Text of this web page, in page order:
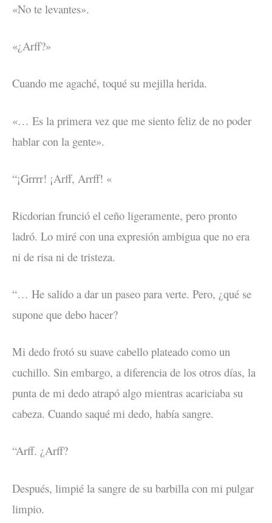
«No te levantes».
«¿Arff?»
Cuando me agaché, toqué su mejilla herida.
«… Es la primera vez que me siento feliz de no poder
hablar con la gente».
“¡Grrrr! ¡Arff, Arrff! «
Ricdorian frunció el ceño ligeramente, pero pronto
ladró. Lo miré con una expresión ambigua que no era
ni de risa ni de tristeza.
“… He salido a dar un paseo para verte. Pero, ¿qué se
supone que debo hacer?
Mi dedo frotó su suave cabello plateado como un
cuchillo. Sin embargo, a diferencia de los otros días, la
punta de mi dedo atrapó algo mientras acariciaba su
cabeza. Cuando saqué mi dedo, había sangre.
“Arff. ¿Arff?
Después, limpié la sangre de su barbilla con mi pulgar
limpio.